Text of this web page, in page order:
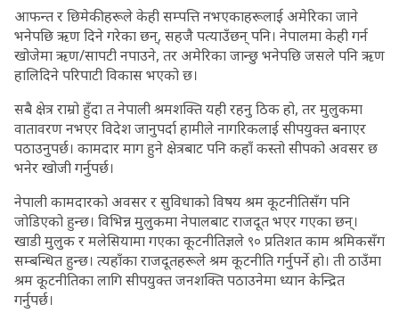
आफन्त र छिमेकीहरूले केही सम्पत्ति नभएकाहरूलाई अमेरिका जाने
भनेपछि ऋण दिने गरेका छन्, सहजै पत्याउँछन् पनि। नेपालमा केही गर्न
खोजेमा ऋण/सापटी नपाउने, तर अमेरिका जान्छु भनेपछि जसले पनि ऋण
हालिदिने परिपाटी विकास भएको छ।
सबै क्षेत्र राम्रो हुँदा त नेपाली श्रमशक्ति यही रहनु ठिक हो, तर मुलुकमा
वातावरण नभएर विदेश जानुपर्दा हामीले नागरिकलाई सीपयुक्त बनाएर
पठाउनुपर्छ। कामदार माग हुने क्षेत्रबाट पनि कहाँ कस्तो सीपको अवसर छ
भनेर खोजी गर्नुपर्छ।
नेपाली कामदारको अवसर र सुविधाको विषय श्रम कूटनीतिसँग पनि
जोडिएको हुन्छ। विभिन्न मुलुकमा नेपालबाट राजदूत भएर गएका छन्।
खाडी मुलुक र मलेसियामा गएका कूटनीतिज्ञले ९० प्रतिशत काम श्रमिकसँग
सम्बन्धित हुन्छ। त्यहाँका राजदूतहरूले श्रम कूटनीति गर्नुपर्ने हो। ती ठाउँमा
श्रम कूटनीतिका लागि सीपयुक्त जनशक्ति पठाउनेमा ध्यान केन्द्रित
गर्नुपर्छ।